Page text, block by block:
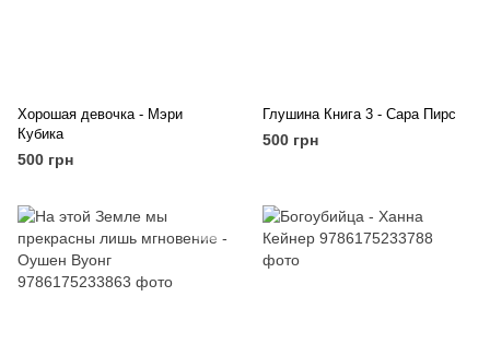
Хорошая девочка - Мэри
Кубика
500 грн
Глушина Книга 3 - Сара Пирс
500 грн